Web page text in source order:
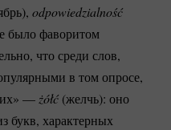
odpowiedzialność
было фаворитом
что среди слов,
в том опросе,
— żółć (желчь): оно
букв, характерных